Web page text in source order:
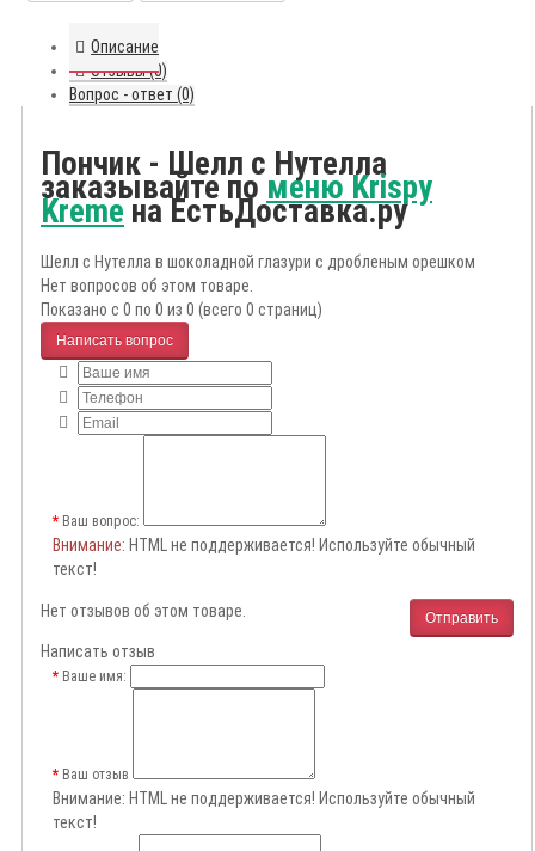
Описание
Отзывы (0)
Вопрос - ответ (0)
Пончик - Шелл с Нутелла
заказывайте поменю Krispy
Kremeна ЕстьДоставка.ру
Шелл с Нутелла в шоколадной глазури с дробленым орешком
Нет вопросов об этом товаре.
Показано с 0 по 0 из 0 (всего 0 страниц)
Написать вопрос
Ваш вопрос:
Внимание: HTML не поддерживается! Используйте обычный
текст!
Отправить
Нет отзывов об этом товаре.
Написать отзыв
Ваше имя:
Ваш отзыв
Внимание: HTML не поддерживается! Используйте обычный
текст!